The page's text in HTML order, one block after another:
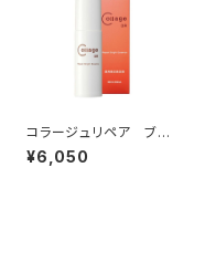
コラージュリペア ブラ
イトエッセンスＤＲ
¥6,050